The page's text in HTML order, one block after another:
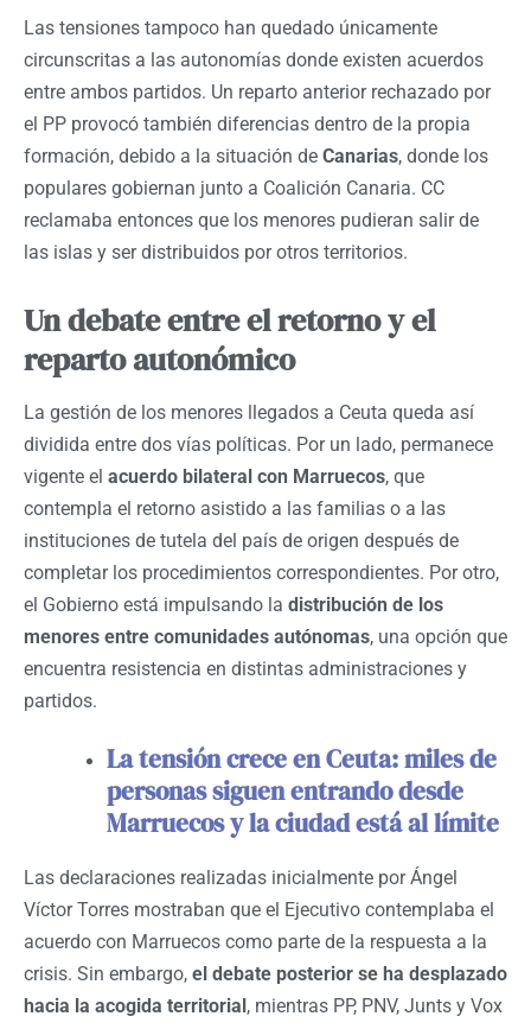
Las tensiones tampoco han quedado únicamente
circunscritas a las autonomías donde existen acuerdos
entre ambos partidos. Un reparto anterior rechazado por
el PP provocó también diferencias dentro de la propia
formación, debido a la situación de Canarias, donde los
populares gobiernan junto a Coalición Canaria. CC
reclamaba entonces que los menores pudieran salir de
las islas y ser distribuidos por otros territorios.
Un debate entre el retorno y el
reparto autonómico
La gestión de los menores llegados a Ceuta queda así
dividida entre dos vías políticas. Por un lado, permanece
vigente el acuerdo bilateral con Marruecos, que
contempla el retorno asistido a las familias o a las
instituciones de tutela del país de origen después de
completar los procedimientos correspondientes. Por otro,
el Gobierno está impulsando la distribución de los
menores entre comunidades autónomas, una opción que
encuentra resistencia en distintas administraciones y
partidos.
La tensión crece en Ceuta: miles de
personas siguen entrando desde
Marruecos y la ciudad está al límite
Las declaraciones realizadas inicialmente por Ángel
Víctor Torres mostraban que el Ejecutivo contemplaba el
acuerdo con Marruecos como parte de la respuesta a la
crisis. Sin embargo, el debate posterior se ha desplazado
hacia la acogida territorial , mientras PP, PNV, Junts y Vox